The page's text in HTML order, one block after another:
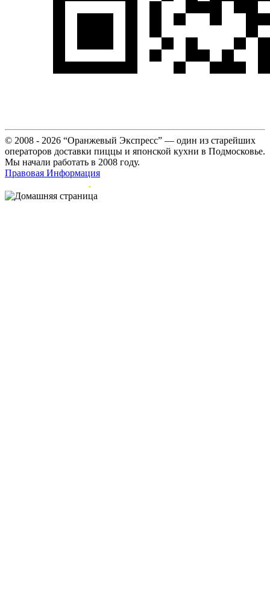
© 2008 - 2026 “Оранжевый Экспресс” — один из старейших
операторов доставки пиццы и японской кухни в Подмосковье.
Мы начали работать в 2008 году.
Правовая Информация